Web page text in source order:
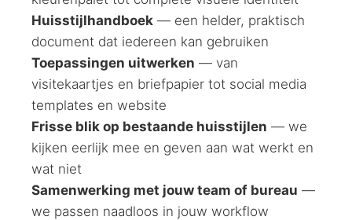
Huisstijlhandboek — een helder, praktisch
document dat iedereen kan gebruiken
Toepassingen uitwerken — van
visitekaartjes en briefpapier tot social media
templates en website
Frisse blik op bestaande huisstijlen — we
kijken eerlijk mee en geven aan wat werkt en
wat niet
Samenwerking met jouw team of bureau —
we passen naadloos in jouw workflow